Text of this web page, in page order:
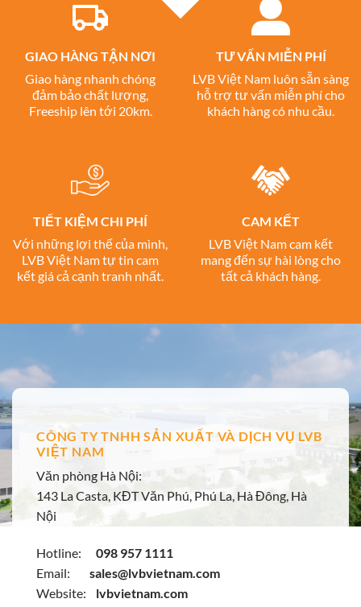
GIAO HÀNG TẬN NƠI
Giao hàng nhanh chóng
đảm bảo chất lượng,
Freeship lên tới 20km.
TƯ VẤN MIỄN PHÍ
LVB Việt Nam luôn sẵn sàng
hỗ trợ tư vấn miễn phí cho
khách hàng có nhu cầu.
TIẾT KIỆM CHI PHÍ
Với những lợi thế của mình,
LVB Việt Nam tự tin cam
kết giá cả cạnh tranh nhất.
CAM KẾT
LVB Việt Nam cam kết
mang đến sự hài lòng cho
tất cả khách hàng.
CÔNG TY TNHH SẢN XUẤT VÀ DỊCH VỤ LVB
VIỆT NAM
Văn phòng Hà Nội:
143 La Casta, KĐT Văn Phú, Phú La, Hà Đông, Hà
Nội
Hotline:
098 957 1111
Email:
sales@lvbvietnam.com
Website:
lvbvietnam.com